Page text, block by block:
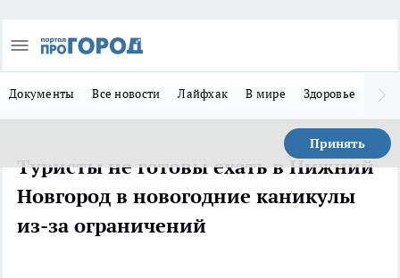
Документы Все новости Лайфхак В мире Здоровье
Принять
Туристы не готовы ехать в Нижний
Новгород в новогодние каникулы
из-за ограничений